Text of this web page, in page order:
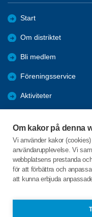
Om kakor på denna
Vi använder kakor
användarupplevelse. Vi
webbplatsens prestanda
för att förbättra och
att kunna erbjuda
Start
Om distriktet
Bli medlem
Föreningsservice
Aktiviteter
Förmåner
Bra länkar
C/o:Studieförbundet